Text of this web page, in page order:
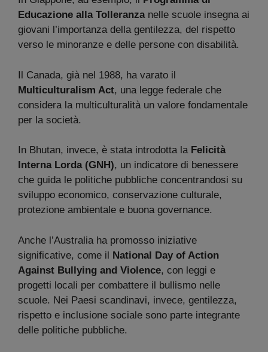
Educazione alla Tolleranzanelle scuole insegna ai
giovani l’importanza della gentilezza, del rispetto
verso le minoranze e delle persone con disabilità.
Il Canada, già nel 1988, ha varato il
Multiculturalism Act, una legge federale che
considera la multiculturalità un valore fondamentale
per la società.
In Bhutan, invece, è stata introdotta la Felicità
Interna Lorda (GNH), un indicatore di benessere
che guida le politiche pubbliche concentrandosi su
sviluppo economico, conservazione culturale,
protezione ambientale e buona governance.
Anche l’Australia ha promosso iniziative
significative, come il National Day of Action
Against Bullying and Violence, con leggi e
progetti locali per combattere il bullismo nelle
scuole. Nei Paesi scandinavi, invece, gentilezza,
rispetto e inclusione sociale sono parte integrante
delle politiche pubbliche.